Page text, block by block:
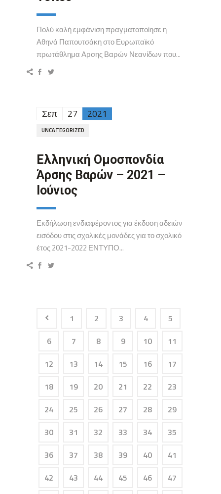
Πολύ καλή εμφάνιση πραγματοποίησε η
Αθηνά Παπουτσάκη στο Ευρωπαϊκό
πρωτάθλημα Αρσης Βαρών Νεανίδων που...
Σεπ 27 2021
UNCATEGORIZED
Ελληνική Ομοσπονδία
Άρσης Βαρών – 2021 –
Ιούνιος
Εκδήλωση ενδιαφέροντος για έκδοση αδειών
εισόδου στις σχολικές μονάδες για το σχολικό
έτος 2021-2022 ΕΝΤΥΠΟ...
1 2 3 4
5
6
7 8 9 10
11
12
13 14 15 16
17
18
19 20 21 22
23
24
25 26 27 28
29
30
31 32 33 34
35
36
37 38 39 40
41
42
43 44 45 46 47